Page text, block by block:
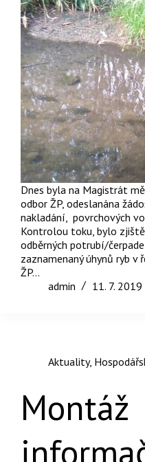
Dnes byla na Magistrát
odbor ŽP, odeslanána
nakladání, povrchových
Kontrolou toku, bylo
odběrných potrubí/
zaznamenaný úhynů ryb v
ŽP…
admin
11. 7. 2019
Aktuality,
Montáž